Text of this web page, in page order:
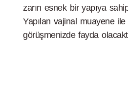
zarın esnek bir yapıya
Yapılan vajinal muayene ile
görüşmenizde fayda